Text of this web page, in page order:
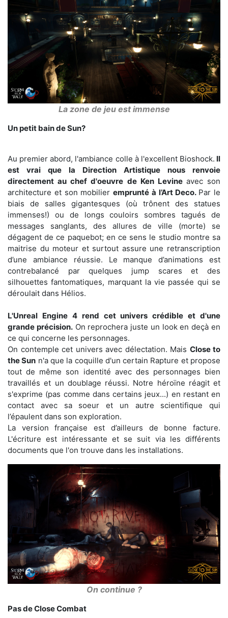
La zone de jeu est immense
Un petit bain de Sun?
Au premier abord, l'ambiance colle à l'excellent Bioshock. Il
est vrai que la Direction Artistique nous renvoie
directement au chef d'oeuvre de Ken Levine avec son
architecture et son mobilieremprunté à l’Art Deco. Par le
biais de salles gigantesques (où trônent des statues
immenses!) ou de longs couloirs sombres tagués de
messages sanglants, des allures de ville (morte) se
dégagent de ce paquebot; en ce sens le studio montre sa
maitrise du moteur et surtout assure une retranscription
d’une ambiance réussie. Le manque d’animations est
contrebalancé par quelques jump scares et des
silhouettes fantomatiques, marquant la vie passée qui se
déroulait dans Hélios.
L'Unreal Engine 4 rend cet univers crédible et d'une
grande précision.On reprochera juste un look en deçà en
ce qui concerne les personnages.
On contemple cet univers avec délectation. Mais Close to
the Sun n'a que la coquille d'un certain Rapture et propose
tout de même son identité avec des personnages bien
travaillés et un doublage réussi. Notre héroïne réagit et
s'exprime (pas comme dans certains jeux...) en restant en
contact avec sa soeur et un autre scientifique qui
l’épaulent dans son exploration.
La version française est d’ailleurs de bonne facture.
L'écriture est intéressante et se suit via les différents
documents que l'on trouve dans les installations.
On continue ?
Pas de Close Combat